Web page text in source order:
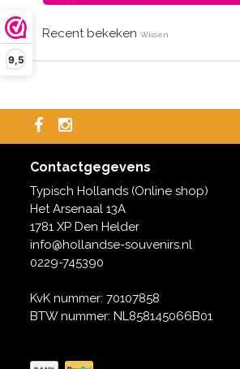
9,5
Recent bekeken Wissen
Contactgegevens
Typisch Hollands (Online shop)
Het Arsenaal 13A
1781 XP Den Helder
info@hollandse-souvenirs.nl
0229-745390
KvK nummer: 70107858
BTW nummer: NL858145066B01